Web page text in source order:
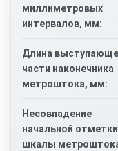
миллиметровых
интервалов, мм:
Длина
части наконечника
метроштока, мм:
Несовпадение
начальной отметки
шкалы